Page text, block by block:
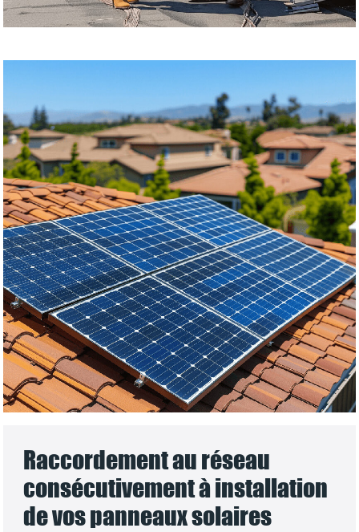
Raccordement au réseau
consécutivement à installation
de vos panneaux solaires